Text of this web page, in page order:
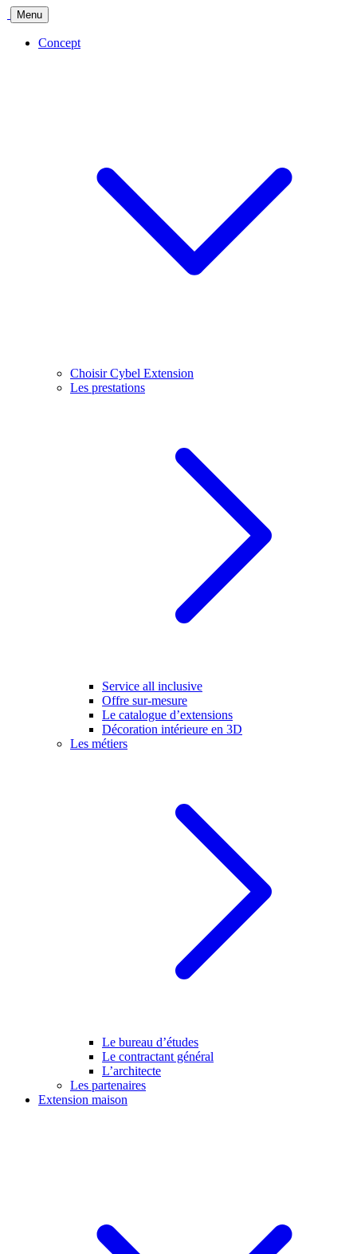
Menu
Concept
Choisir Cybel Extension
Les prestations
Service all inclusive
Offre sur-mesure
Le catalogue d’extensions
Décoration intérieure en 3D
Les métiers
Le bureau d’études
Le contractant général
L’architecte
Les partenaires
Extension maison